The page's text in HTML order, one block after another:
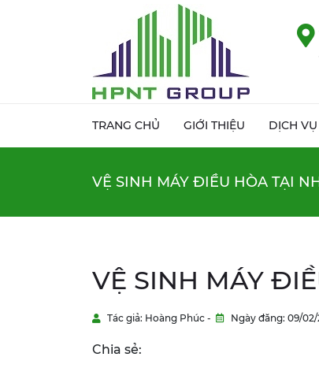
TRANG CHỦ GIỚI THIỆU DỊCH VỤ
VỆ SINH MÁY ĐIỀU HÒA TẠI
VỆ SINH MÁY
Tác giả: Hoàng Phúc - Ngày đăng: 09/02/
Chia sẻ: